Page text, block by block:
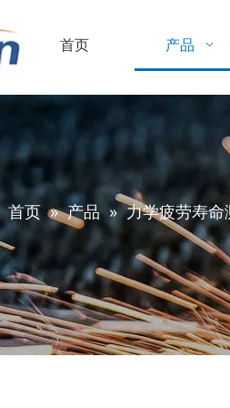
首页 产品
首页 » 产品 » 力学疲劳寿命